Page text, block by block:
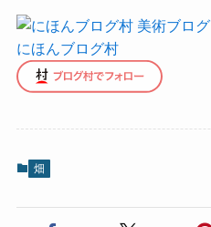
にほんブログ村
畑